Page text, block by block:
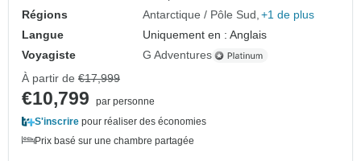
Régions
Antarctique / Pôle Sud +1 de plus
Langue
Uniquement en : Anglais
Voyagiste
G Adventures
À partir de €17,999
€10,799
par personne
S'inscrire pour réaliser des économies
Prix basé sur une chambre partagée